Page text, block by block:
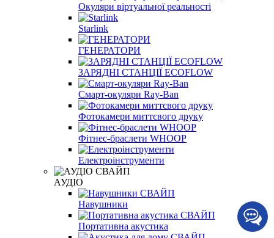
Окуляри віртуальної реальності
Starlink
ГЕНЕРАТОРИ
ЗАРЯДНІ СТАНЦІЇ EСOFLOW
Смарт-окуляри Ray-Ban
Фотокамери миттєвого друку
Фітнес-браслети WHOOP
Електроінструменти
АУДІО
Навушники
Портативна акустика